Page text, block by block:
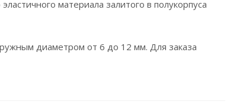
материала залитого в полукорпуса
диаметром от 6 до 12 мм. Для заказа